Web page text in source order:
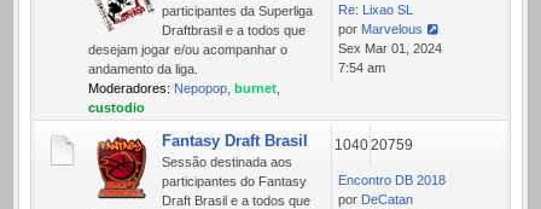
participantes da Superliga
Draftbrasil e a todos que
desejam jogar e/ou acompanhar o
andamento da liga.
Moderadores: Nepopop burnet
custodio
Re: Lixao SL
por Marvelous
Ver
última
Sex Mar 01, 2024
7:54 am
Fantasy Draft Brasil
Sessão destinada aos
participantes do Fantasy
Draft Brasil e a todos que
104020759
Encontro DB 2018
por DeCatan